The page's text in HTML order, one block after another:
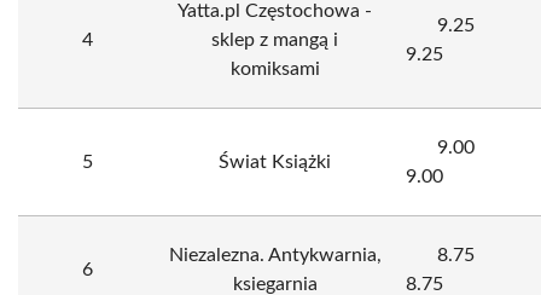
4
Yatta.pl Częstochowa -
sklep z mangą i
komiksami
9.25
9.25
5 Świat Książki
9.00
9.00
6
Niezalezna. Antykwarnia,
ksiegarnia
8.75
8.75